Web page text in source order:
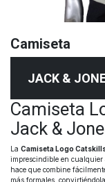
Camiseta
JACK &
Camiseta
Jack &
La Camiseta Logo
imprescindible en
hace que combine
más formales,